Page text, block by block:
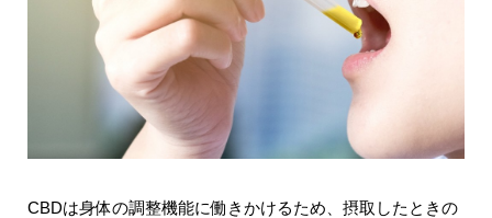
CBDは身体の調整機能に働きかけるため、摂取したときの